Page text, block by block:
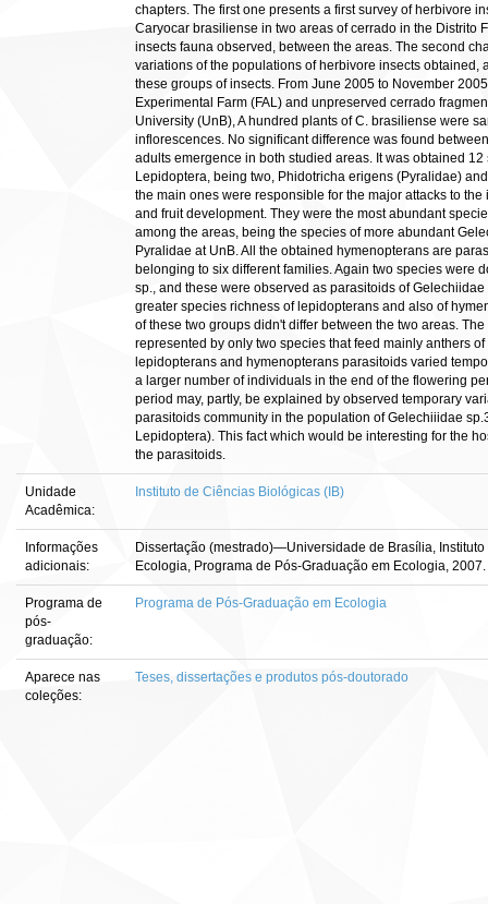
chapters. The first one presents a first survey of herbivore
Caryocar brasiliense in two areas of cerrado in the Distrito
insects fauna observed, between the areas. The second
variations of the populations of herbivore insects obtained,
these groups of insects. From June 2005 to November
Experimental Farm (FAL) and unpreserved cerrado
University (UnB), A hundred plants of C. brasiliense were
inflorescences. No significant difference was found
adults emergence in both studied areas. It was obtained
Lepidoptera, being two, Phidotricha erigens (Pyralidae)
the main ones were responsible for the major attacks to
and fruit development. They were the most abundant
among the areas, being the species of more abundant
Pyralidae at UnB. All the obtained hymenopterans are
belonging to six different families. Again two species were
sp., and these were observed as parasitoids of
greater species richness of lepidopterans and also of
of these two groups didn't differ between the two areas.
represented by only two species that feed mainly anthers
lepidopterans and hymenopterans parasitoids varied
a larger number of individuals in the end of the flowering
period may, partly, be explained by observed temporary
parasitoids community in the population of Gelechiiidae
Lepidoptera). This fact which would be interesting for the
the parasitoids.
Unidade
Acadêmica:
Instituto de Ciências Biológicas (IB)
Informações
adicionais:
Dissertação (mestrado)—Universidade de Brasília,
Ecologia, Programa de Pós-Graduação em Ecologia, 2007.
Programa de
pós-
graduação:
Programa de Pós-Graduação em Ecologia
Aparece nas
coleções:
Teses, dissertações e produtos pós-doutorado